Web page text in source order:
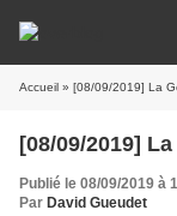
Accueil » [08/09/2019] La
[08/09/2019]
Publié le 08/09/2019 à
Par David Gueudet